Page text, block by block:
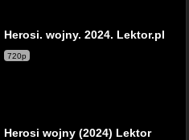
Herosi. wojny. 2024. Lektor.pl
720p
Herosi wojny (2024) Lektor